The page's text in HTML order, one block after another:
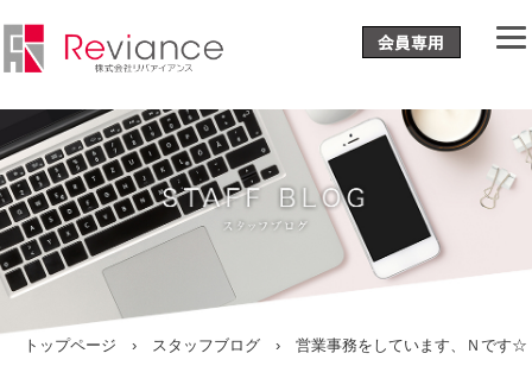
トップページ › スタッフブログ› 営業事務をしています、Ｎです☆